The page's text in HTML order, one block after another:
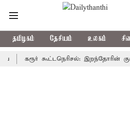
தமிழகம் தேசியம் உலகம்
கரூர் கூட்டநெரிசல்: இறந்தோரின்